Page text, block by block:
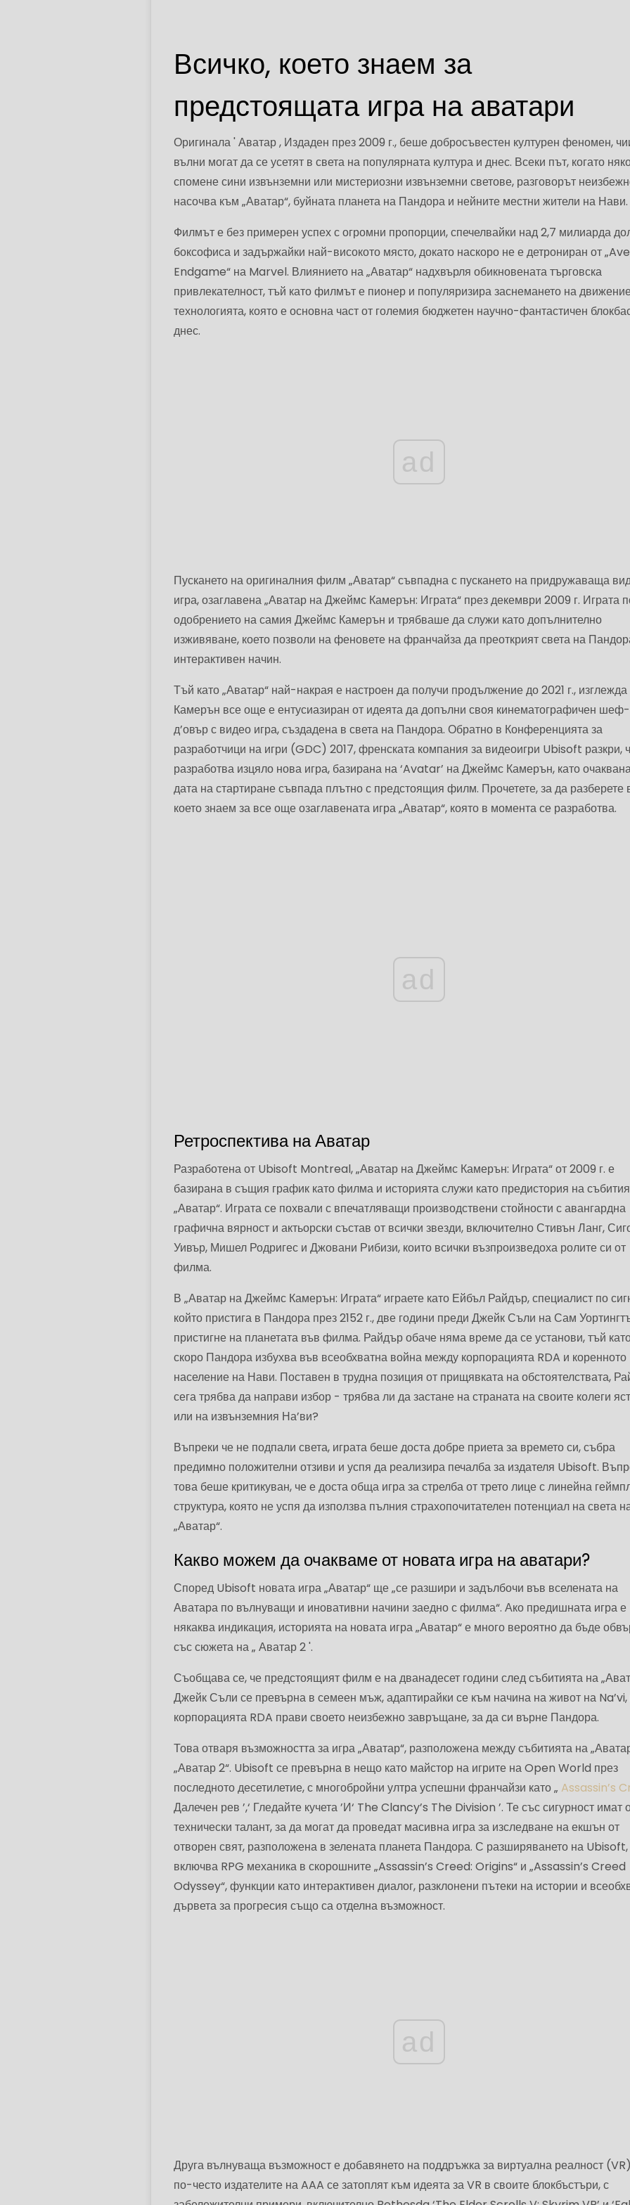
Всичко, което знаем за
предстоящата игра на аватари
Оригинала ' Аватар , Издаден през 2009 г., беше добросъвестен културен феномен,
вълни могат да се усетят в света на популярната култура и днес. Всеки път, когато
спомене сини извънземни или мистериозни извънземни светове, разговорът
насочва към „Аватар“, буйната планета на Пандора и нейните местни жители на Нави.
Филмът е без примерен успех с огромни пропорции, спечелвайки над 2,7 милиарда
боксофиса и задържайки най-високото място, докато наскоро не е детрониран от
Endgame“ на Marvel. Влиянието на „Аватар“ надхвърля обикновената търговска
привлекателност, тъй като филмът е пионер и популяризира заснемането на
технологията, която е основна част от големия бюджетен научно-фантастичен
днес.
ad
Пускането на оригиналния филм „Аватар“ съвпадна с пускането на придружаваща
игра, озаглавена „Аватар на Джеймс Камерън: Играта“ през декември 2009 г. Играта
одобрението на самия Джеймс Камерън и трябваше да служи като допълнително
изживяване, което позволи на феновете на франчайза да преоткрият света на
интерактивен начин.
Тъй като „Аватар“ най-накрая е настроен да получи продължение до 2021 г., изглежда
Камерън все още е ентусиазиран от идеята да допълни своя кинематографичен шеф-
д’овър с видео игра, създадена в света на Пандора. Обратно в Конференцията за
разработчици на игри (GDC) 2017, френската компания за видеоигри Ubisoft разкри,
разработва изцяло нова игра, базирана на ‘Avatar’ на Джеймс Камерън, като
дата на стартиране съвпада плътно с предстоящия филм. Прочетете, за да разберете
което знаем за все още озаглавената игра „Аватар“, която в момента се разработва.
ad
Ретроспектива на Аватар
Разработена от Ubisoft Montreal, „Аватар на Джеймс Камерън: Играта“ от 2009 г. е
базирана в същия график като филма и историята служи като предистория на
„Аватар“. Играта се похвали с впечатляващи производствени стойности с авангардна
графична вярност и актьорски състав от всички звезди, включително Стивън Ланг,
Уивър, Мишел Родригес и Джовани Рибизи, които всички възпроизведоха ролите си от
филма.
В „Аватар на Джеймс Камерън: Играта“ играете като Ейбъл Райдър, специалист по
който пристига в Пандора през 2152 г., две години преди Джейк Съли на Сам
пристигне на планетата във филма. Райдър обаче няма време да се установи, тъй
скоро Пандора избухва във всеобхватна война между корпорацията RDA и коренното
население на Нави. Поставен в трудна позиция от прищявката на обстоятелствата,
сега трябва да направи избор - трябва ли да застане на страната на своите колеги
или на извънземния На’ви?
Въпреки че не подпали света, играта беше доста добре приета за времето си, събра
предимно положителни отзиви и успя да реализира печалба за издателя Ubisoft.
това беше критикуван, че е доста обща игра за стрелба от трето лице с линейна
структура, която не успя да използва пълния страхопочитателен потенциал на света
„Аватар“.
Какво можем да очакваме от новата игра на аватари?
Според Ubisoft новата игра „Аватар“ ще „се разшири и задълбочи във вселената на
Аватара по вълнуващи и иновативни начини заедно с филма“. Ако предишната игра е
някаква индикация, историята на новата игра „Аватар“ е много вероятно да бъде
със сюжета на „ Аватар 2 '.
Съобщава се, че предстоящият филм е на дванадесет години след събитията на
Джейк Съли се превърна в семеен мъж, адаптирайки се към начина на живот на Na’vi,
корпорацията RDA прави своето неизбежно завръщане, за да си върне Пандора.
Това отваря възможността за игра „Аватар“, разположена между събитията на
„Аватар 2“. Ubisoft се превърна в нещо като майстор на игрите на Open World през
последното десетилетие, с многобройни ултра успешни франчайзи като „ Assassin’s
Далечен рев ’,‘ Гледайте кучета ’И‘ The Clancy’s The Division ’. Те със сигурност имат
технически талант, за да могат да проведат масивна игра за изследване на екшън от
отворен свят, разположена в зелената планета Пандора. С разширяването на Ubisoft,
включва RPG механика в скорошните „Assassin’s Creed: Origins“ и „Assassin’s Creed
Odyssey“, функции като интерактивен диалог, разклонени пътеки на истории и
дървета за прогресия също са отделна възможност.
ad
Друга вълнуваща възможност е добавянето на поддръжка за виртуална реалност
по-често издателите на AAA се затоплят към идеята за VR в своите блокбъстъри, с